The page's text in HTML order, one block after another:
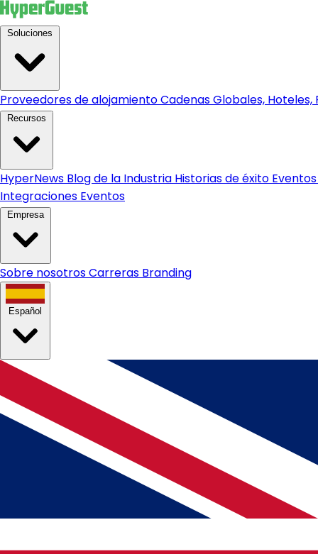
Proveedores de alojamientoCadenas Globales, Hoteles,
HyperNews Blog de la Industria Historias de éxito Eventos
Integraciones Eventos
Empresa
Sobre nosotrosCarreras Branding
Español